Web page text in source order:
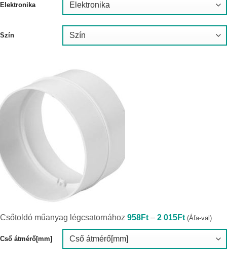
Elektronika
Szín
Csőtoldó műanyag légcsatornához 958Ft – 2 015Ft
958Ft
-
015Ft
(Áfa-val)
Cső átmérő[mm]